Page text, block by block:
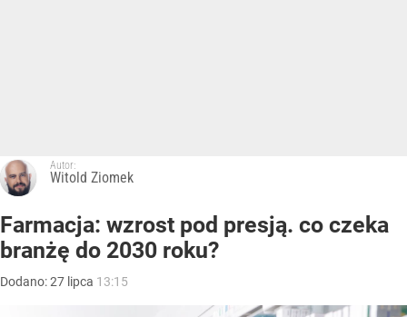
Autor:
Witold Ziomek
Farmacja: wzrost pod presją. co czeka
branżę do 2030 roku?
Dodano:27 lipca 13:15